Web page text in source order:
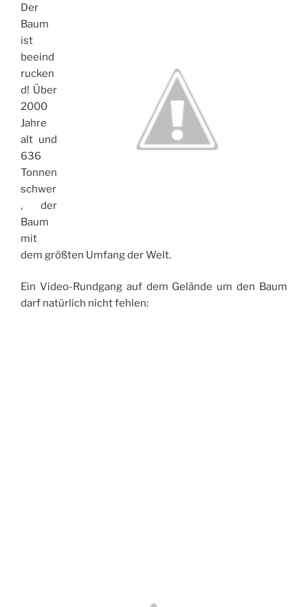
Der
Baum
ist
beeind
rucken
d! Über
2000
Jahre
alt und
636
Tonnen
schwer
, der
Baum
mit
dem größten Umfang der Welt.
Ein Video-Rundgang auf dem Gelände um den Baum
darf natürlich nicht fehlen: